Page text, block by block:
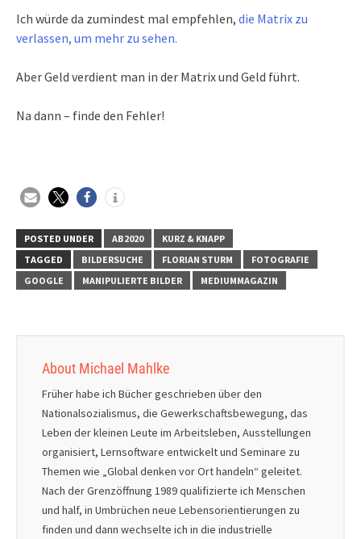
Ich würde da zumindest mal empfehlen, die Matrix zu
verlassen, um mehr zu sehen.
Aber Geld verdient man in der Matrix und Geld führt.
Na dann – finde den Fehler!
POSTED UNDER AB2020
KURZ & KNAPP
TAGGED
BILDERSUCHE FLORIAN STURM
FOTOGRAFIE
GOOGLE
MANIPULIERTE BILDER MEDIUMMAGAZIN
About Michael Mahlke
Früher habe ich Bücher geschrieben über den
Nationalsozialismus, die Gewerkschaftsbewegung, das
Leben der kleinen Leute im Arbeitsleben, Ausstellungen
organisiert, Lernsoftware entwickelt und Seminare zu
Themen wie „Global denken vor Ort handeln“ geleitet.
Nach der Grenzöffnung 1989 qualifizierte ich Menschen
und half, in Umbrüchen neue Lebensorientierungen zu
finden und dann wechselte ich in die industrielle